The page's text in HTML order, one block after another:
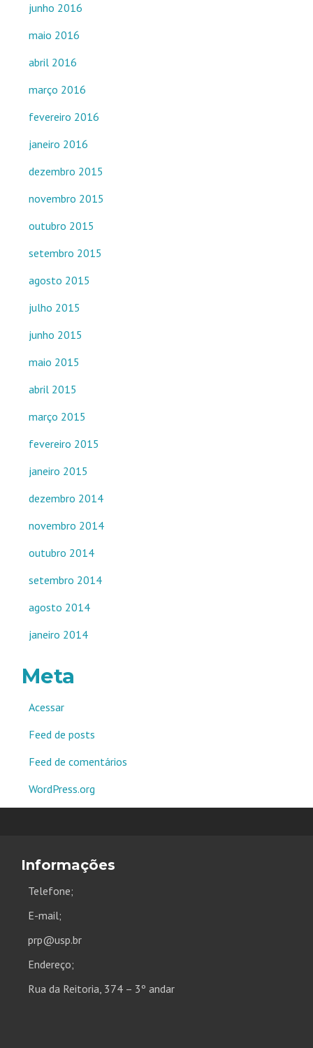
junho 2016
maio 2016
abril 2016
março 2016
fevereiro 2016
janeiro 2016
dezembro 2015
novembro 2015
outubro 2015
setembro 2015
agosto 2015
julho 2015
junho 2015
maio 2015
abril 2015
março 2015
fevereiro 2015
janeiro 2015
dezembro 2014
novembro 2014
outubro 2014
setembro 2014
agosto 2014
janeiro 2014
Meta
Acessar
Feed de posts
Feed de comentários
WordPress.org
Informações
Telefone;
E-mail;
prp@usp.br
Endereço;
Rua da Reitoria, 374 – 3º andar